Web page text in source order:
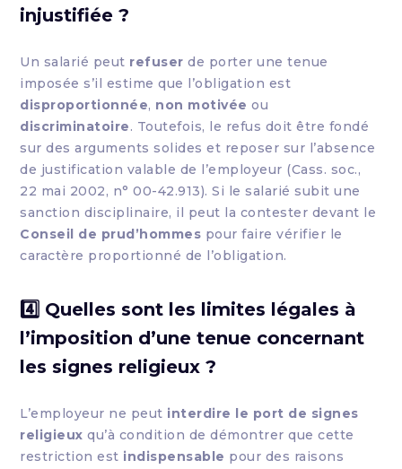
injustifiée ?
Un salarié peut refuser de porter une tenue
imposée s’il estime que l’obligation est
disproportionnée, non motivée ou
discriminatoire. Toutefois, le refus doit être fondé
sur des arguments solides et reposer sur l’absence
de justification valable de l’employeur (Cass. soc.,
22 mai 2002, n° 00-42.913). Si le salarié subit une
sanction disciplinaire, il peut la contester devant le
Conseil de prud’hommes pour faire vérifier le
caractère proportionné de l’obligation.
4️⃣ Quelles sont les limites légales à
l’imposition d’une tenue concernant
les signes religieux ?
L’employeur ne peut interdire le port de signes
religieux qu’à condition de démontrer que cette
restriction est indispensable pour des raisons